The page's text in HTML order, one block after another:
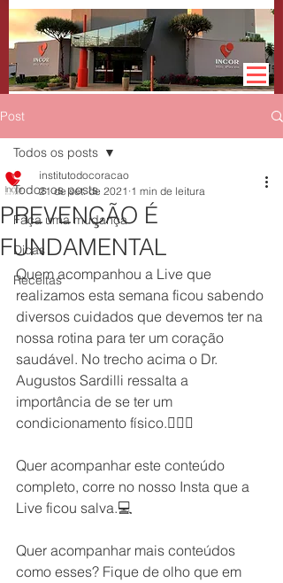
Post
Todos os posts
Faça uma mudança
Dicas
Receitas
Todos os posts
PREVENÇÃO É
FUNDAMENTAL
institutodocoracao
21 de set. de 2021 1 min de leitura
Quem acompanhou a Live que
realizamos esta semana ficou sabendo
diversos cuidados que devemos ter na
nossa rotina para ter um coração
saudável. No trecho acima o Dr.
Augustos Sardilli ressalta a
importância de se ter um
condicionamento físico.🏃🏼‍♀️
Quer acompanhar este conteúdo
completo, corre no nosso Insta que a
Live ficou salva.💻
Quer acompanhar mais conteúdos
como esses? Fique de olho que em